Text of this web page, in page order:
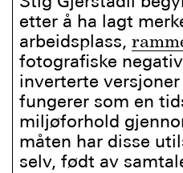
etter å ha lagt
arbeidsplass,
fotografiske
inverterte
fungerer som en
miljøforhold
måten har disse
selv, født av